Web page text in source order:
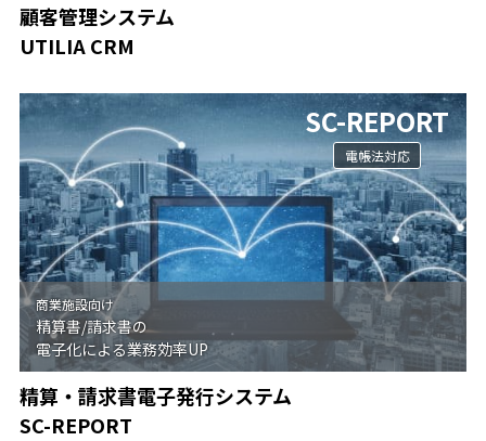
顧客管理システム
UTILIA CRM
SC-REPORT
電帳法対応
商業施設向け
精算書/請求書の
電子化による業務効率UP
精算・請求書電子発行システム
SC-REPORT